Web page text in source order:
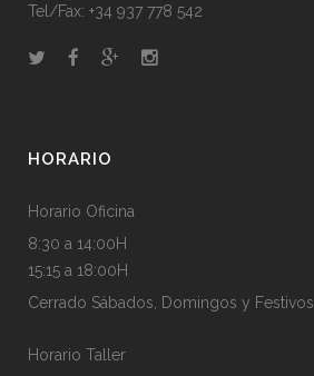
Tel/Fax: +34 937 778 542
HORARIO
Horario Oficina
8:30 a 14:00H
15:15 a 18:00H
Cerrado Sábados, Domingos y Festivos
Horario Taller